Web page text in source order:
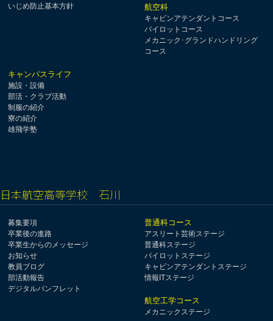
いじめ防止基本方針
航空科
キャビンアテンダントコース
パイロットコース
メカニック･グランドハンドリング
コース
キャンパスライフ
施設・設備
部活・クラブ活動
制服の紹介
寮の紹介
雄飛学塾
日本航空高等学校 石川
募集要項
卒業後の進路
卒業生からのメッセージ
お知らせ
教員ブログ
部活動報告
デジタルパンフレット
普通科コース
アスリート芸術ステージ
普通科ステージ
パイロットステージ
キャビンアテンダントステージ
情報ITステージ
航空工学コース
メカニックステージ